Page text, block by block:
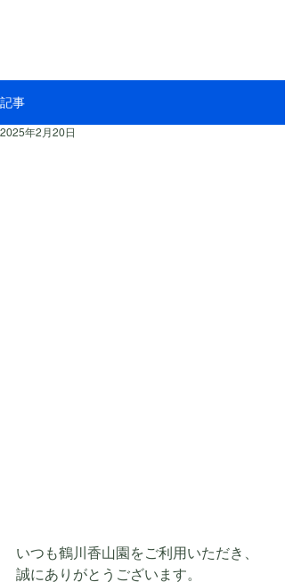
記事
2025年2月20日
いつも鶴川香山園をご利用いただき、
誠にありがとうございます。